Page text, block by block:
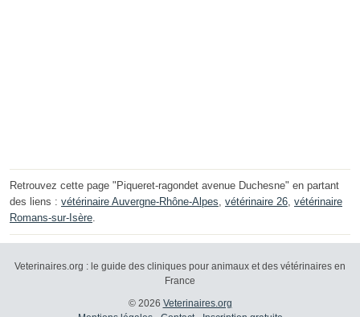
Retrouvez cette page "Piqueret-ragondet avenue Duchesne" en partant
des liens : vétérinaire Auvergne-Rhône-Alpes, vétérinaire 26, vétérinaire
Romans-sur-Isère.
Veterinaires.org : le guide des cliniques pour animaux et des vétérinaires en
France
© 2026 Veterinaires.org